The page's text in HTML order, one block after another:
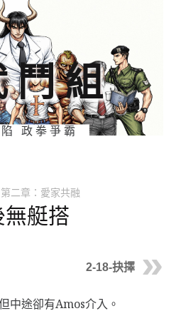
鬥組
政拳爭霸
第二章：愛家共融
艇搭
2-18-抉擇
中途卻有Amos介入。